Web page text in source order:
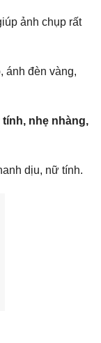
ảnh chụp rất
ánh đèn vàng,
nhẹ nhàng,
dịu, nữ tính.